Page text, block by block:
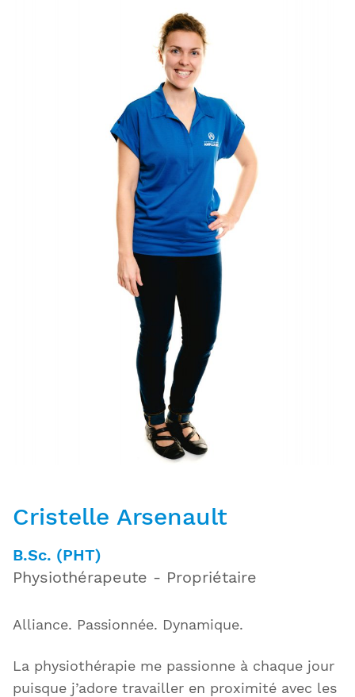
Cristelle Arsenault
B.Sc. (PHT)
Physiothérapeute - Propriétaire
Alliance. Passionnée. Dynamique.
La physiothérapie me passionne à chaque jour
puisque j’adore travailler en proximité avec les